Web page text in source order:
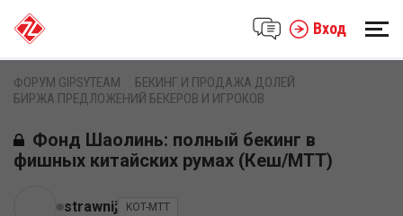
Вход
ФОРУМ GIPSYTEAM
БЕКИНГ И ПРОДАЖА ДОЛЕЙ
БИРЖА ПРЕДЛОЖЕНИЙ БЕКЕРОВ И ИГРОКОВ
Фонд Шаолинь: полный бекинг в
фишных китайских румах (Кеш/МТТ)
strawnij KOT-MTT